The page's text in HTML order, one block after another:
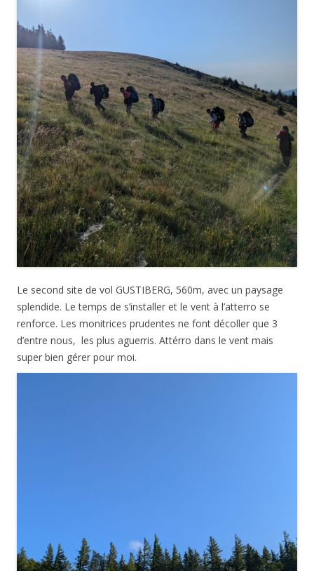
Le second site de vol GUSTIBERG, 560m, avec un paysage
splendide. Le temps de s’installer et le vent à l’atterro se
renforce. Les monitrices prudentes ne font décoller que 3
d’entre nous, les plus aguerris. Attérro dans le vent mais
super bien gérer pour moi.